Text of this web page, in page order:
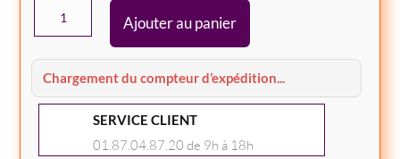
quantité
de
liquide
10ML
Ajouter au panier
Chargement du compteur d’expédition...
SERVICE CLIENT
01.87.04.87.20 de 9h à 18h